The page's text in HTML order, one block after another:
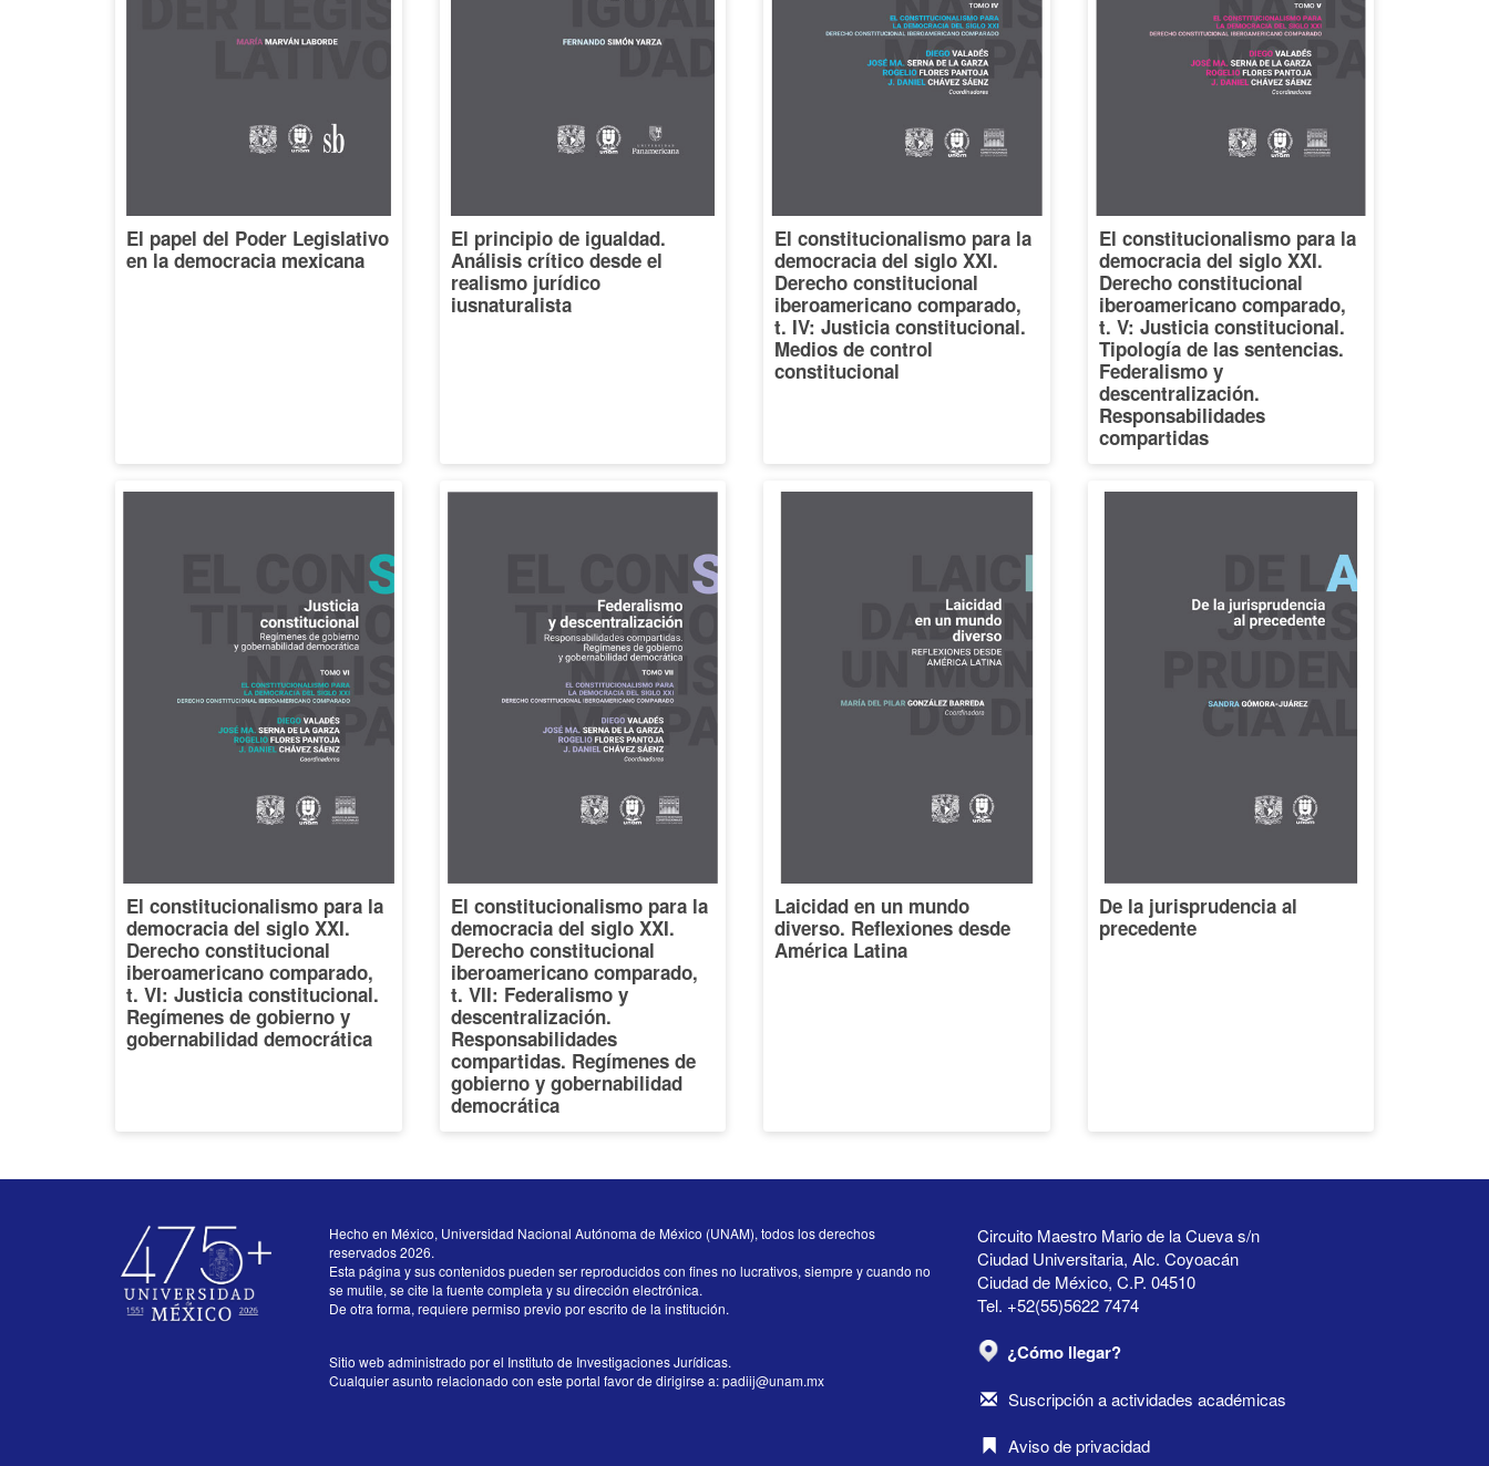
El papel del Poder Legislativo
en la democracia mexicana
El principio de igualdad.
Análisis crítico desde el
realismo jurídico
iusnaturalista
El constitucionalismo para la
democracia del siglo XXI.
Derecho constitucional
iberoamericano comparado,
t. IV: Justicia constitucional.
Medios de control
constitucional
El constitucionalismo para la
democracia del siglo XXI.
Derecho constitucional
iberoamericano comparado,
t. V: Justicia constitucional.
Tipología de las sentencias.
Federalismo y
descentralización.
Responsabilidades
compartidas
El constitucionalismo para la
democracia del siglo XXI.
Derecho constitucional
iberoamericano comparado,
t. VI: Justicia constitucional.
Regímenes de gobierno y
gobernabilidad democrática
El constitucionalismo para la
democracia del siglo XXI.
Derecho constitucional
iberoamericano comparado,
t. VII: Federalismo y
descentralización.
Responsabilidades
compartidas. Regímenes de
gobierno y gobernabilidad
democrática
Laicidad en un mundo
diverso. Reflexiones desde
América Latina
De la jurisprudencia al
precedente
Circuito Maestro Mario de la Cueva s/n
Ciudad Universitaria, Alc. Coyoacán
Ciudad de México, C.P. 04510
Tel. +52(55)5622 7474
¿Cómo llegar?
Suscripción a actividades académicas
Aviso de privacidad
Hecho en México, Universidad Nacional Autónoma de México (UNAM), todos los derechos
reservados 2026.
Esta página y sus contenidos pueden ser reproducidos con fines no lucrativos, siempre y cuando no
se mutile, se cite la fuente completa y su dirección electrónica.
De otra forma, requiere permiso previo por escrito de la institución.
Sitio web administrado por el Instituto de Investigaciones Jurídicas.
Cualquier asunto relacionado con este portal favor de dirigirse a:padiij@unam.mx